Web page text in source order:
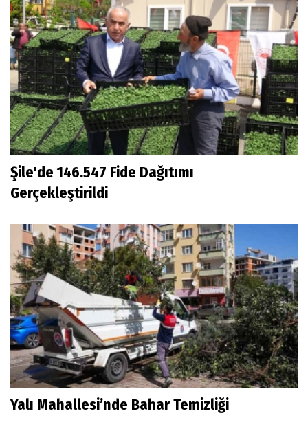
Şile'de 146.547 Fide Dağıtımı
Gerçekleştirildi
Yalı Mahallesi’nde Bahar Temizliği